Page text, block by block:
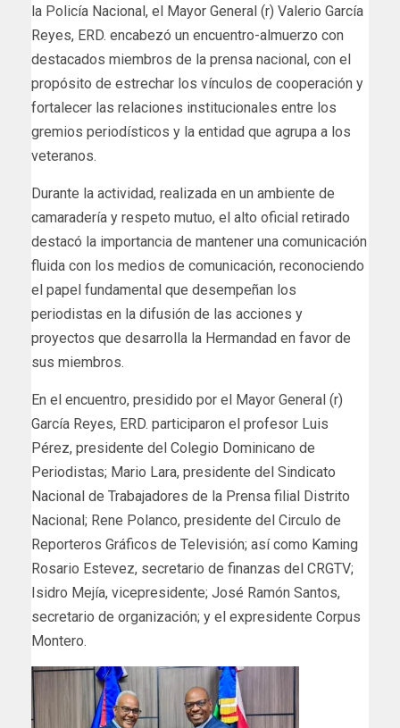
la Policía Nacional, el Mayor General (r) Valerio García
Reyes, ERD. encabezó un encuentro-almuerzo con
destacados miembros de la prensa nacional, con el
propósito de estrechar los vínculos de cooperación y
fortalecer las relaciones institucionales entre los
gremios periodísticos y la entidad que agrupa a los
veteranos.
Durante la actividad, realizada en un ambiente de
camaradería y respeto mutuo, el alto oficial retirado
destacó la importancia de mantener una comunicación
fluida con los medios de comunicación, reconociendo
el papel fundamental que desempeñan los
periodistas en la difusión de las acciones y
proyectos que desarrolla la Hermandad en favor de
sus miembros.
En el encuentro, presidido por el Mayor General (r)
García Reyes, ERD. participaron el profesor Luis
Pérez, presidente del Colegio Dominicano de
Periodistas; Mario Lara, presidente del Sindicato
Nacional de Trabajadores de la Prensa filial Distrito
Nacional; Rene Polanco, presidente del Circulo de
Reporteros Gráficos de Televisión; así como Kaming
Rosario Estevez, secretario de finanzas del CRGTV;
Isidro Mejía, vicepresidente; José Ramón Santos,
secretario de organización; y el expresidente Corpus
Montero.